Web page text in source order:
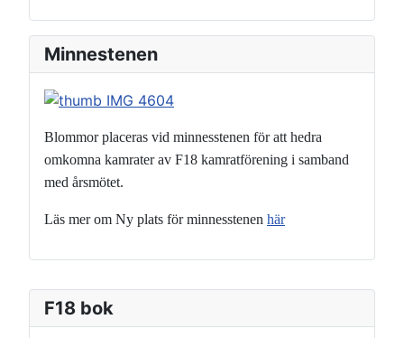
F18 bok
Minnestenen
Blommor placeras vid minnesstenen för att hedra
omkomna kamraterav F18 kamratförening i samband
med årsmötet.
Läs mer om Ny plats för minnesstenen här